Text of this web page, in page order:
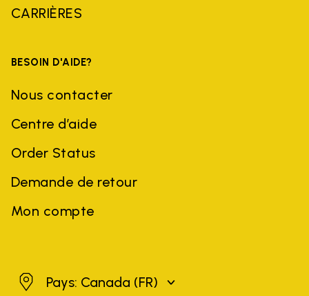
CARRIÈRES
BESOIN D'AIDE?
Nous contacter
Centre d’aide
Order Status
Demande de retour
Mon compte
CanadaPays: Canada (FR)